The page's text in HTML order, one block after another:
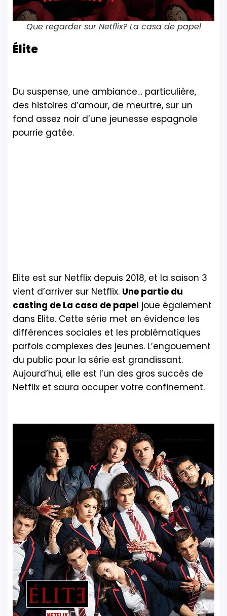
Que regarder sur Netflix? La casa de papel
Élite
Du suspense, une ambiance… particulière,
des histoires d’amour, de meurtre, sur un
fond assez noir d’une jeunesse espagnole
pourrie gatée.
Elite est sur Netflix depuis 2018, et la saison 3
vient d’arriver sur Netflix. Une partie du
casting de La casa de papel joue également
dans Elite. Cette série met en évidence les
différences sociales et les problématiques
parfois complexes des jeunes. L’engouement
du public pour la série est grandissant.
Aujourd’hui, elle est l’un des gros succès de
Netflix et saura occuper votre confinement.